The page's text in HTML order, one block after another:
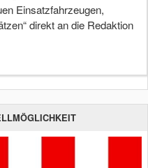
Einsatzfahrzeugen,
direkt an die Redaktion